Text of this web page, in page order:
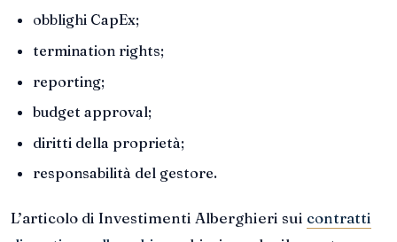
obblighi CapEx;
termination rights;
reporting;
budget approval;
diritti della proprietà;
responsabilità del gestore.
L’articolo di Investimenti Alberghieri sui contratti